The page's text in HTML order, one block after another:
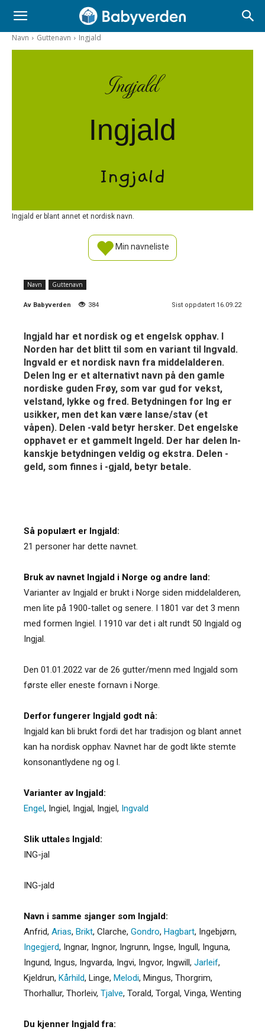
Navn Guttenavn Ingjald
Ingjald
Ingjald
Ingjald
Ingjald er blant annet et nordisk navn.
Min navneliste
Navn Guttenavn
Av Babyverden 384 Sist oppdatert 16.09.22
Ingjald har et nordisk og et engelsk opphav. I
Norden har det blitt til som en variant til Ingvald.
Ingvald er et nordisk navn fra middelalderen.
Delen Ing er et alternativt navn på den gamle
nordiske guden Frøy, som var gud for vekst,
velstand, lykke og fred. Betydningen for Ing er
usikker, men det kan være lanse/stav (et
våpen). Delen -vald betyr hersker. Det engelske
opphavet er et gammelt Ingeld. Der har delen In-
kanskje betydningen veldig og ekstra. Delen -
geld, som finnes i -gjald, betyr betale.
Så populært er Ingjald:
21 personer har dette navnet.
Bruk av navnet Ingjald i Norge og andre land:
Varianter av Ingjald er brukt i Norge siden middelalderen,
men lite på 1900-tallet og senere. I 1801 var det 3 menn
med formen Ingiel. I 1910 var det i alt rundt 50 Ingjald og
Ingjal.
Den 01.01.2022 var de 26 gutter/menn med Ingjald som
første eller eneste fornavn i Norge.
Derfor fungerer Ingjald godt nå:
Ingjald kan bli brukt fordi det har tradisjon og blant annet
kan ha nordisk opphav. Navnet har de godt likte stemte
konsonantlydene ng og l.
Varianter av Ingjald:
Engel, Ingiel, Ingjal, Ingjel, Ingvald
Slik uttales Ingjald:
ING-jal
ING-jald
Navn i samme sjanger som Ingjald:
Anfrid, Arias, Brikt, Clarche, Gondro, Hagbart, Ingebjørn,
Ingegjerd, Ingnar, Ingnor, Ingrunn, Ingse, Ingull, Inguna,
Ingund, Ingus, Ingvarda, Ingvi, Ingvor, Ingwill, Jarleif,
Kjeldrun, Kårhild, Linge, Melodi, Mingus, Thorgrim,
Thorhallur, Thorleiv, Tjalve, Torald, Torgal, Vinga, Wenting
Du kjenner Ingjald fra: